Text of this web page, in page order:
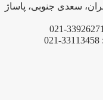
سعدی جنوبی، پاساژ